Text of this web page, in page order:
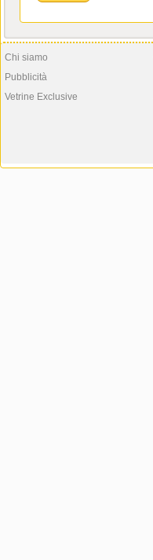
Chi siamo
Pubblicità
Vetrine Exclusive